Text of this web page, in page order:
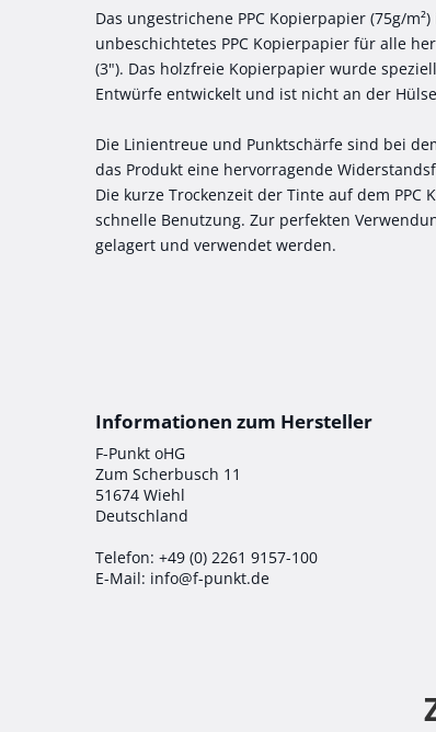
Das ungestrichene PPC Kopierpapier (75g/
unbeschichtetes PPC Kopierpapier für alle
(3"). Das holzfreie Kopierpapier wurde
Entwürfe entwickelt und ist nicht an der
Die Linientreue und Punktschärfe sind bei
das Produkt eine hervorragende
Die kurze Trockenzeit der Tinte auf dem
schnelle Benutzung. Zur perfekten
gelagert und verwendet werden.
F-Punkt oHG
Zum Scherbusch 11
51674 Wiehl
Deutschland
Telefon: +49 (0) 2261 9157-100
E-Mail: info@f-punkt.de